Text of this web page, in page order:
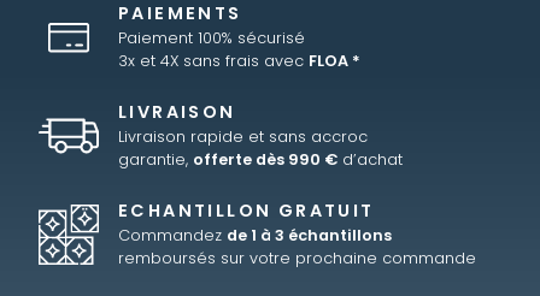
PAIEMENTS
Paiement 100% sécurisé
3x et 4X sans frais avec FLOA *
LIVRAISON
Livraison rapide et sans accroc
garantie, offerte dès 990 € d’achat
ECHANTILLON GRATUIT
Commandez de 1 à 3 échantillons
remboursés sur votre prochaine commande